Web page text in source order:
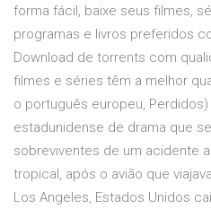
forma fácil, baixe seus filmes,
programas e livros preferidos
Download de torrents com
filmes e séries têm a melhor
o português europeu,
estadunidense de drama que
sobreviventes de um acidente
tropical, após o avião que
Los Angeles, Estados Unidos